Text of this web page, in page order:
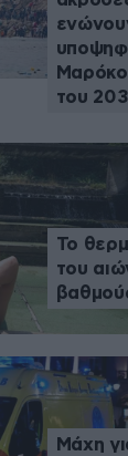
του
Το
του
Μάχη